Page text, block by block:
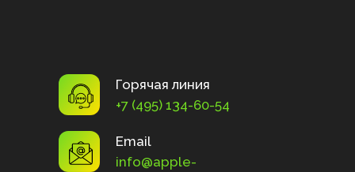
Горячая линия
+7 (495) 134-60-54
Email
info@apple-